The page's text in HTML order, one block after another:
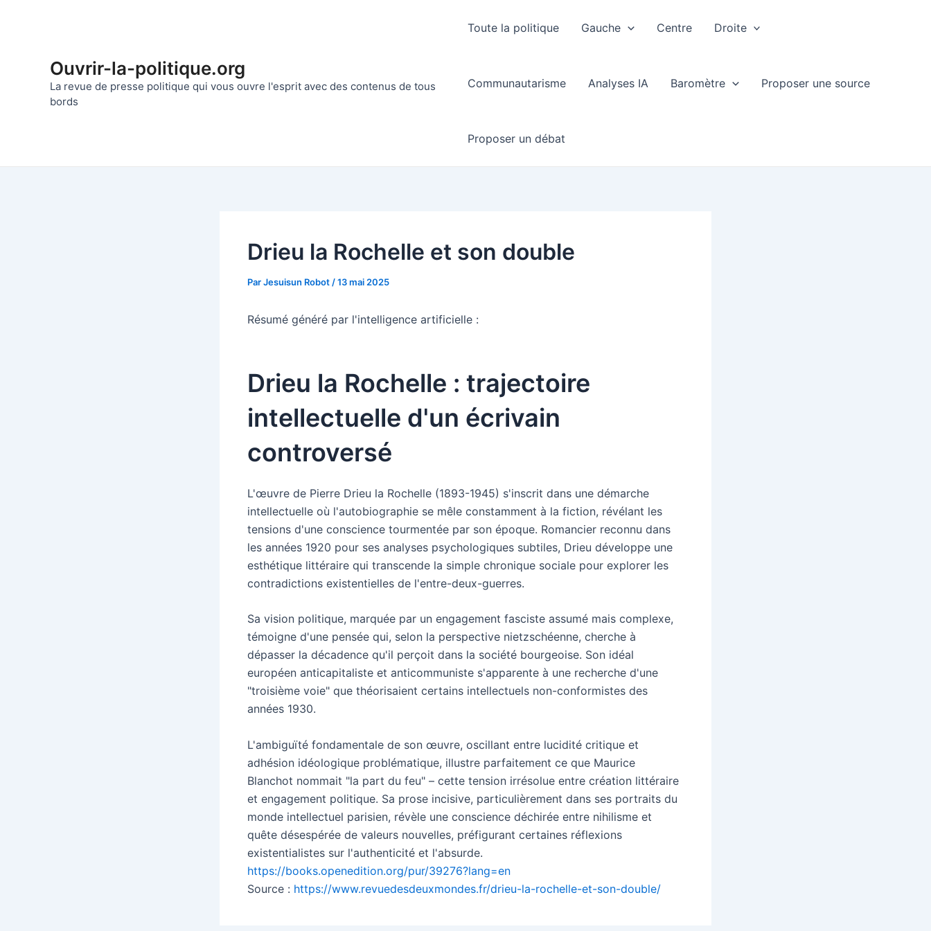
Ouvrir-la-politique.org
La revue de presse politique qui vous ouvre l'esprit avec des contenus de tous
bords
Toute la politique Gauche Centre Droite
Communautarisme Analyses IA Baromètre Proposer une source
Proposer un débat
Drieu la Rochelle et son double
ParJesuisun Robot /13 mai 2025
Résumé généré par l'intelligence artificielle :
Drieu la Rochelle : trajectoire
intellectuelle d'un écrivain
controversé
L'œuvre de Pierre Drieu la Rochelle (1893-1945) s'inscrit dans une démarche
intellectuelle où l'autobiographie se mêle constamment à la fiction, révélant les
tensions d'une conscience tourmentée par son époque. Romancier reconnu dans
les années 1920 pour ses analyses psychologiques subtiles, Drieu développe une
esthétique littéraire qui transcende la simple chronique sociale pour explorer les
contradictions existentielles de l'entre-deux-guerres.
Sa vision politique, marquée par un engagement fasciste assumé mais complexe,
témoigne d'une pensée qui, selon la perspective nietzschéenne, cherche à
dépasser la décadence qu'il perçoit dans la société bourgeoise. Son idéal
européen anticapitaliste et anticommuniste s'apparente à une recherche d'une
"troisième voie" que théorisaient certains intellectuels non-conformistes des
années 1930.
L'ambiguïté fondamentale de son œuvre, oscillant entre lucidité critique et
adhésion idéologique problématique, illustre parfaitement ce que Maurice
Blanchot nommait "la part du feu" – cette tension irrésolue entre création littéraire
et engagement politique. Sa prose incisive, particulièrement dans ses portraits du
monde intellectuel parisien, révèle une conscience déchirée entre nihilisme et
quête désespérée de valeurs nouvelles, préfigurant certaines réflexions
existentialistes sur l'authenticité et l'absurde.
https://books.openedition.org/pur/39276?lang=en
Source : https://www.revuedesdeuxmondes.fr/drieu-la-rochelle-et-son-double/